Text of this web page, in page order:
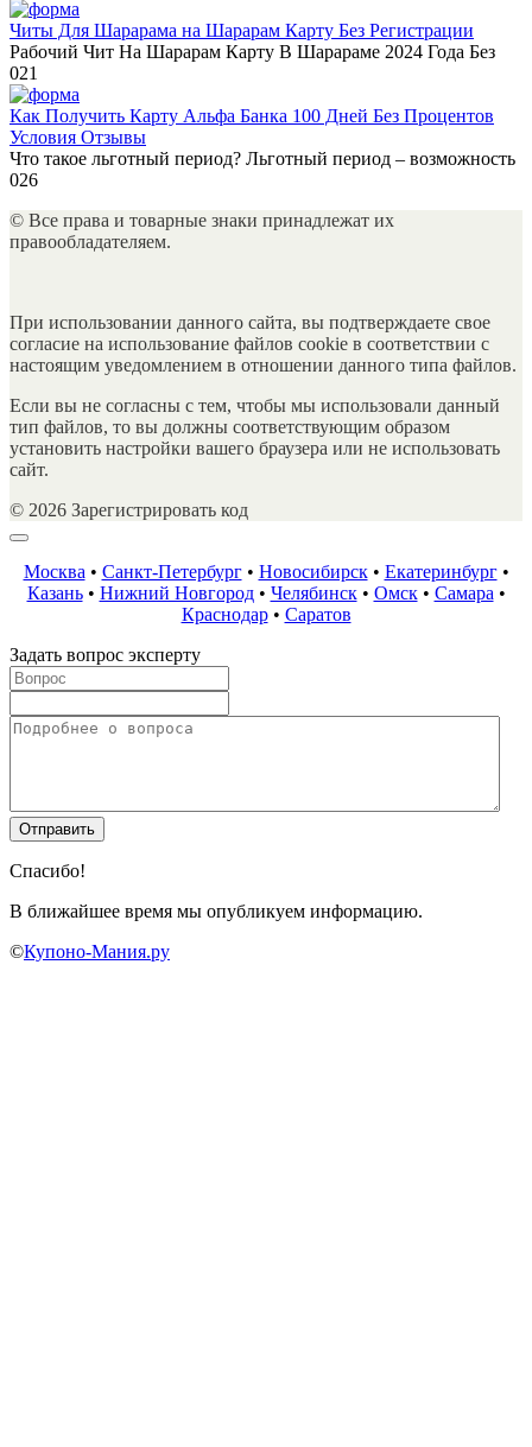
Читы Для Шарарама на Шарарам Карту Без Регистрации
Рабочий Чит На Шарарам Карту В Шарараме 2024 Года Без
021
Как Получить Карту Альфа Банка 100 Дней Без Процентов
Условия Отзывы
Что такое льготный период? Льготный период – возможность
026
© Все права и товарные знаки принадлежат их
правообладателяем.
При использовании данного сайта, вы подтверждаете свое
согласие на использование файлов cookie в соответствии с
настоящим уведомлением в отношении данного типа файлов.
Если вы не согласны с тем, чтобы мы использовали данный
тип файлов, то вы должны соответствующим образом
установить настройки вашего браузера или не использовать
сайт.
© 2026 Зарегистрировать код
Москва • Санкт-Петербург• Новосибирск• Екатеринбург•
Казань• Нижний Новгород• Челябинск• Омск• Самара •
Краснодар• Саратов
Задать вопрос эксперту
Спасибо!
В ближайшее время мы опубликуем информацию.
©Купоно-Мания.ру